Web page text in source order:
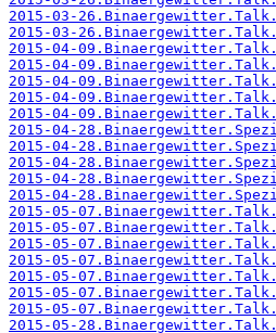
2015-03-
2015-03-
2015-04-
2015-04-
2015-04-
2015-04-
2015-04-
2015-04-
2015-04-
2015-04-
2015-04-
2015-04-
2015-05-
2015-05-
2015-05-
2015-05-
2015-05-
2015-05-
2015-05-
2015-05-